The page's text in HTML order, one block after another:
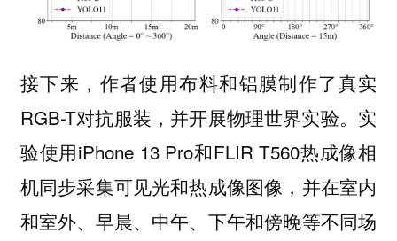
接下来，作者使用布料和铝膜制作了真实
RGB-T对抗服装，并开展物理世界实验。实
验使用iPhone 13 Pro和FLIR T560热成像相
机同步采集可见光和热成像图像，并在室内
和室外、早晨、中午、下午和傍晚等不同场